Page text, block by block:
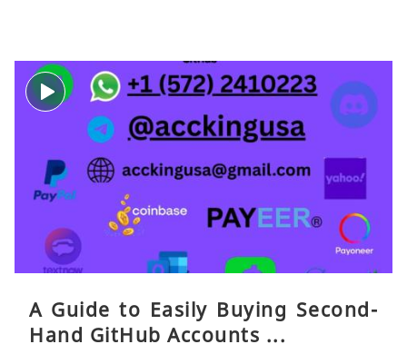
A Guide to Easily Buying Second-
Hand GitHub Accounts ...